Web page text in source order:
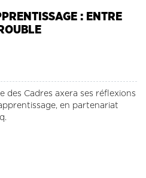
: ENTRE
des Cadres axera ses réflexions
en partenariat